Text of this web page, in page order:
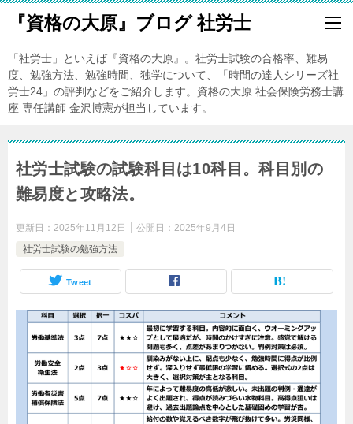
『資格の大原』ブログ 社労士
「社労士」といえば『資格の大原』。社労士試験の合格率、難易
度、勉強方法、勉強時間、独学について、「時間の達人シリーズ社
労士24」の評判などをご紹介します。資格の大原 社会保険労務士講
座 専任講師 金沢博憲が担当しています。
社労士試験の試験科目は10科目。科目別の
難易度と攻略法。
更新日： 2025年11月12日 公開日： 2025年9月4日
社労士試験の勉強方法
Tweet